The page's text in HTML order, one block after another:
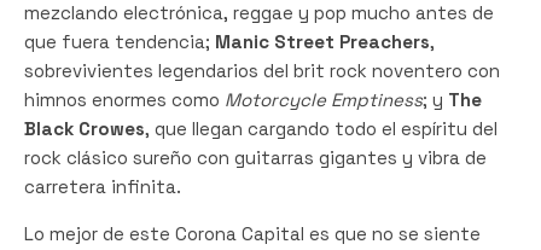
mezclando electrónica, reggae y pop mucho antes de
que fuera tendencia; Manic Street Preachers,
sobrevivientes legendarios del brit rock noventero con
himnos enormes como Motorcycle Emptiness; y The
Black Crowes, que llegan cargando todo el espíritu del
rock clásico sureño con guitarras gigantes y vibra de
carretera infinita.
Lo mejor de este Corona Capital es que no se siente